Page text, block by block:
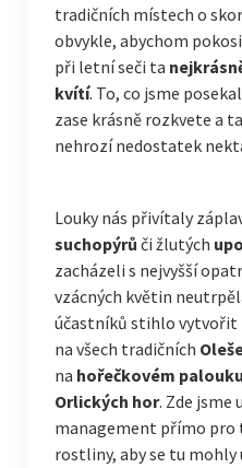
tradičních místech o
obvykle, abychom
při letní seči ta
kvítí. To, co jsme
zase krásně rozkvete a
nehrozí nedostatek
Louky nás přivítaly
suchopýrů či žlutých
zacházeli s nejvyšší
vzácných květin
účastníků stihlo vytvořit
na všech tradičních
na hořečkovém
Orlických hor. Zde jsme
management přímo
rostliny, aby se tu